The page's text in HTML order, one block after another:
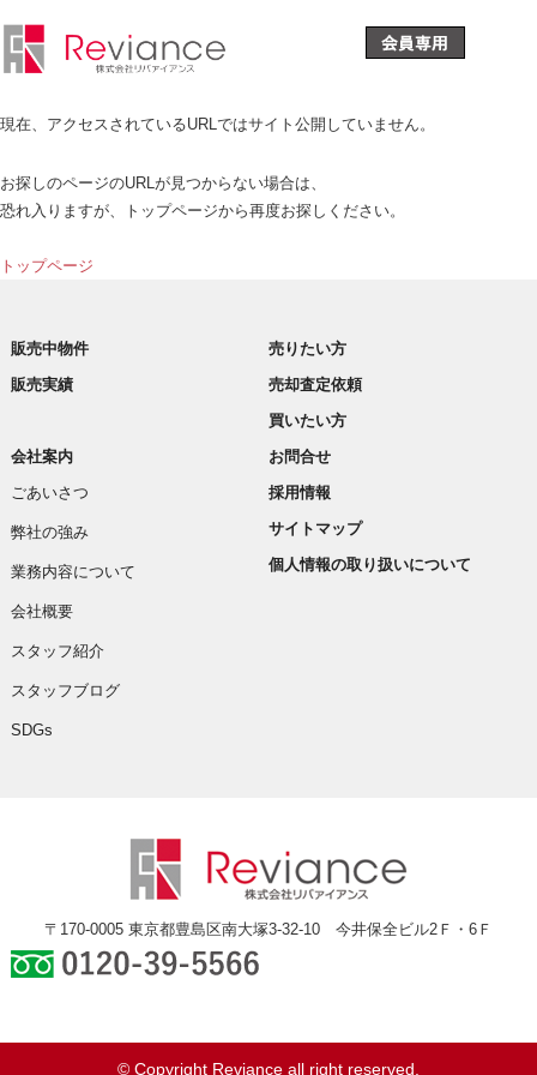
現在、アクセスされているURLではサイト公開していません。
お探しのページのURLが見つからない場合は、
恐れ入りますが、トップページから再度お探しください。
トップページ
販売中物件
販売実績
売りたい方
売却査定依頼
買いたい方
会社案内
ごあいさつ
弊社の強み
業務内容について
会社概要
スタッフ紹介
スタッフブログ
SDGs
お問合せ
採用情報
サイトマップ
個人情報の取り扱いについて
〒170-0005 東京都豊島区南大塚3-32-10 今井保全ビル2Ｆ・6Ｆ
© Copyright Reviance all right reserved.